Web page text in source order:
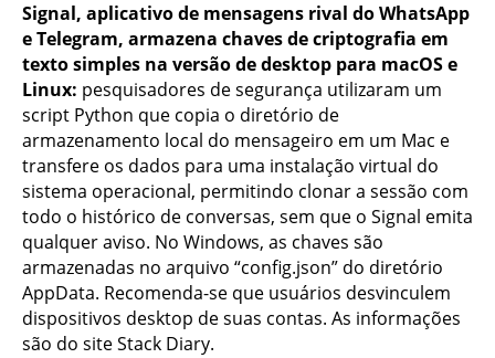
Signal, aplicativo de mensagens rival do WhatsApp
e Telegram, armazena chaves de criptografia em
texto simples na versão de desktop para macOS e
Linux: pesquisadores de segurança utilizaram um
script Python que copia o diretório de
armazenamento local do mensageiro em um Mac e
transfere os dados para uma instalação virtual do
sistema operacional, permitindo clonar a sessão com
todo o histórico de conversas, sem que o Signal emita
qualquer aviso. No Windows, as chaves são
armazenadas no arquivo “config.json” do diretório
AppData. Recomenda-se que usuários desvinculem
dispositivos desktop de suas contas. As informações
são do site Stack Diary.